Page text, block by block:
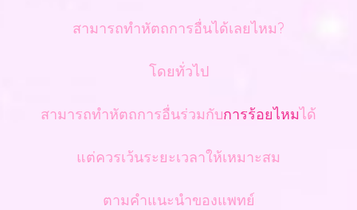
สามารถทำหัตถการอื่นได้เลยไหม?
โดยทั่วไป
สามารถทำหัตถการอื่นร่วมกับการร้อยไหมได้
แต่ควรเว้นระยะเวลาให้เหมาะสม
ตามคำแนะนำของแพทย์